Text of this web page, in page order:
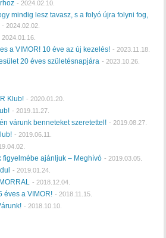
- 2024.02.10.
mindig lesz tavasz, s a folyó újra folyni fog,
- 2024.02.02.
2024.01.16.
a VIMOR! 10 éve az új kezelés! - 2023.11.18.
20 éves születésnapjára - 2023.10.26.
Klub! - 2020.01.20.
- 2019.11.27.
várunk benneteket szeretettel! - 2019.08.27.
- 2019.06.11.
figyelmébe ajánljuk – Meghívó - 2019.03.05.
- 2019.01.24.
- 2018.12.04.
éves a VIMOR! - 2018.11.15.
- 2018.10.10.